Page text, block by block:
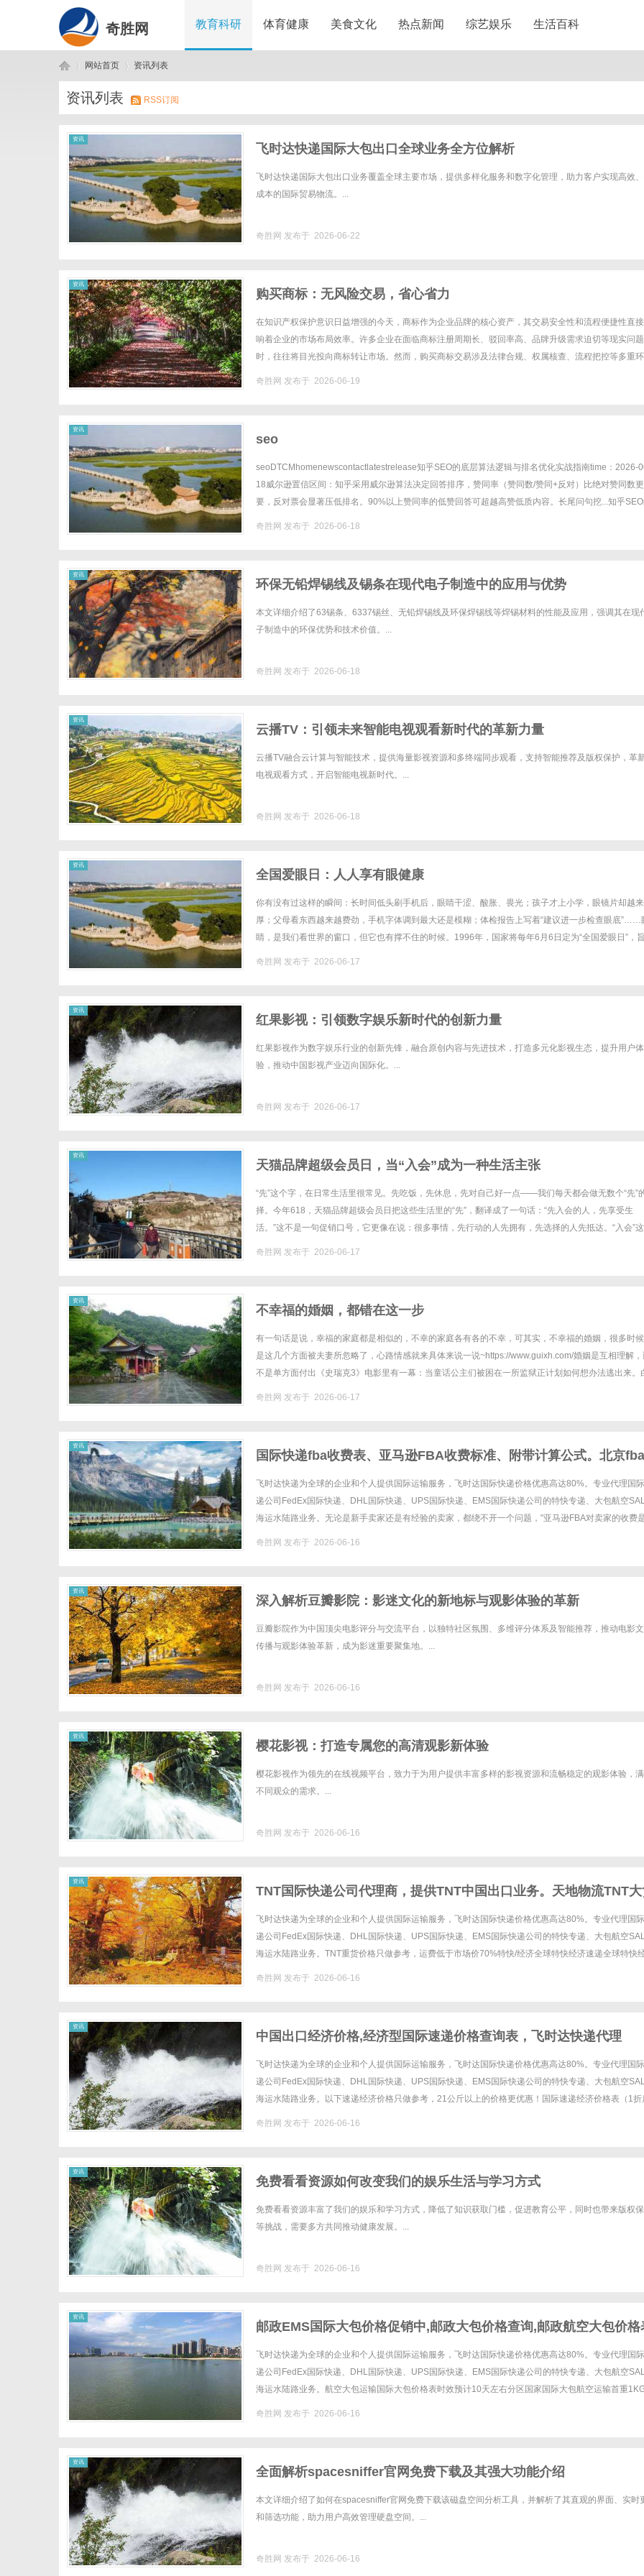
奇胜网 教育科研 体育健康 美食文化 热点新闻 综艺娱乐 生活百科
奇 ›
网站首页
›
资讯列表
资讯列表 RSS订阅
资讯
飞时达快递国际大包出口全球业务全方位解析
飞时达快递国际大包出口业务覆盖全球主要市场，提供多样化服务和数字化管理，助力客户实现高效
成本的国际贸易物流。...
奇胜网 发布于 2026-06-22
资讯
购买商标：无风险交易，省心省力
在知识产权保护意识日益增强的今天，商标作为企业品牌的核心资产，其交易安全性和流程便捷性直
响着企业的市场布局效率。许多企业在面临商标注册周期长、驳回率高、品牌升级需求迫切等现实问题
时，往往将目光投向商标转让市场。然而，购买商标交易涉及法律合规、权属核查、流程把控等多重环
奇胜网 发布于 2026-06-19
资讯
seo
seoDTCMhomenewscontactlatestrelease知乎SEO的底层算法逻辑与排名优化实战指南time：2026-
18威尔逊置信区间：知乎采用威尔逊算法决定回答排序，赞同率（赞同数/赞同+反对）比绝对赞同数
要，反对票会显著压低排名。90%以上赞同率的低赞回答可超越高赞低质内容。长尾问句挖...知乎
奇胜网 发布于 2026-06-18
资讯
环保无铅焊锡线及锡条在现代电子制造中的应用与优势
本文详细介绍了63锡条、6337锡丝、无铅焊锡线及环保焊锡线等焊锡材料的性能及应用，强调其在现
子制造中的环保优势和技术价值。...
奇胜网 发布于 2026-06-18
资讯
云播TV：引领未来智能电视观看新时代的革新力量
云播TV融合云计算与智能技术，提供海量影视资源和多终端同步观看，支持智能推荐及版权保护，革
电视观看方式，开启智能电视新时代。...
奇胜网 发布于 2026-06-18
资讯
全国爱眼日：人人享有眼健康
你有没有过这样的瞬间：长时间低头刷手机后，眼睛干涩、酸胀、畏光；孩子才上小学，眼镜片却越
厚；父母看东西越来越费劲，手机字体调到最大还是模糊；体检报告上写着“建议进一步检查眼底”……
睛，是我们看世界的窗口，但它也有撑不住的时候。1996年，国家将每年6月6日定为“全国爱眼日”，
奇胜网 发布于 2026-06-17
资讯
红果影视：引领数字娱乐新时代的创新力量
红果影视作为数字娱乐行业的创新先锋，融合原创内容与先进技术，打造多元化影视生态，提升用户体
验，推动中国影视产业迈向国际化。...
奇胜网 发布于 2026-06-17
资讯
天猫品牌超级会员日，当“入会”成为一种生活主张
“先”这个字，在日常生活里很常见。先吃饭，先休息，先对自己好一点——我们每天都会做无数个“先”
择。今年618，天猫品牌超级会员日把这些生活里的“先”，翻译成了一句话：“先入会的人，先享受生
活。”这不是一句促销口号，它更像在说：很多事情，先行动的人先拥有，先选择的人先抵达。“入会”
奇胜网 发布于 2026-06-17
资讯
不幸福的婚姻，都错在这一步
有一句话是说，幸福的家庭都是相似的，不幸的家庭各有各的不幸，可其实，不幸福的婚姻，很多时
是这几个方面被夫妻所忽略了，心路情感就来具体来说一说~https://www.guixh.com/婚姻是互相理解，
不是单方面付出《史瑞克3》电影里有一幕：当童话公主们被困在一所监狱正计划如何想办法逃出来。
奇胜网 发布于 2026-06-17
资讯
国际快递fba收费表、亚马逊FBA收费标准、附带计算公式。北京
流收费标准，fba头程海运专线，双清包税
飞时达快递为全球的企业和个人提供国际运输服务，飞时达国际快递价格优惠高达80%。专业代理国
递公司FedEx国际快递、DHL国际快递、UPS国际快递、EMS国际快递公司的特快专递、大包航空SAL
海运水陆路业务。无论是新手卖家还是有经验的卖家，都绕不开一个问题，"亚马逊FBA对卖家的收费
奇胜网 发布于 2026-06-16
资讯
深入解析豆瓣影院：影迷文化的新地标与观影体验的革新
豆瓣影院作为中国顶尖电影评分与交流平台，以独特社区氛围、多维评分体系及智能推荐，推动电影
传播与观影体验革新，成为影迷重要聚集地。...
奇胜网 发布于 2026-06-16
资讯
樱花影视：打造专属您的高清观影新体验
樱花影视作为领先的在线视频平台，致力于为用户提供丰富多样的影视资源和流畅稳定的观影体验，
不同观众的需求。...
奇胜网 发布于 2026-06-16
资讯
TNT国际快递公司代理商，提供TNT中国出口业务。天地物流TNT
促销价格,TNT快递价格,TNT国际快递价格
飞时达快递为全球的企业和个人提供国际运输服务，飞时达国际快递价格优惠高达80%。专业代理国
递公司FedEx国际快递、DHL国际快递、UPS国际快递、EMS国际快递公司的特快专递、大包航空SAL
海运水陆路业务。TNT重货价格只做参考，运费低于市场价70%特快/经济全球特快经济速递全球特快
奇胜网 发布于 2026-06-16
资讯
中国出口经济价格,经济型国际速递价格查询表，飞时达快递代理
FedEx联邦快递、DHL、UPS、EMS航空SAL海运水陆路业务
飞时达快递为全球的企业和个人提供国际运输服务，飞时达国际快递价格优惠高达80%。专业代理国
递公司FedEx国际快递、DHL国际快递、UPS国际快递、EMS国际快递公司的特快专递、大包航空SAL
海运水陆路业务。以下速递经济价格只做参考，21公斤以上的价格更优惠！国际速递经济价格表（1折
奇胜网 发布于 2026-06-16
资讯
免费看看资源如何改变我们的娱乐生活与学习方式
免费看看资源丰富了我们的娱乐和学习方式，降低了知识获取门槛，促进教育公平，同时也带来版权
等挑战，需要多方共同推动健康发展。...
奇胜网 发布于 2026-06-16
资讯
邮政EMS国际大包价格促销中,邮政大包价格查询,邮政航空大包价格
不计尺寸按实际重量计费。重货价格优惠高达30%。
飞时达快递为全球的企业和个人提供国际运输服务，飞时达国际快递价格优惠高达80%。专业代理国
递公司FedEx国际快递、DHL国际快递、UPS国际快递、EMS国际快递公司的特快专递、大包航空SAL
海运水陆路业务。航空大包运输国际大包价格表时效预计10天左右分区国家国际大包航空运输首重
奇胜网 发布于 2026-06-16
资讯
全面解析spacesniffer官网免费下载及其强大功能介绍
本文详细介绍了如何在spacesniffer官网免费下载该磁盘空间分析工具，并解析了其直观的界面、实时
和筛选功能，助力用户高效管理硬盘空间。...
奇胜网 发布于 2026-06-16